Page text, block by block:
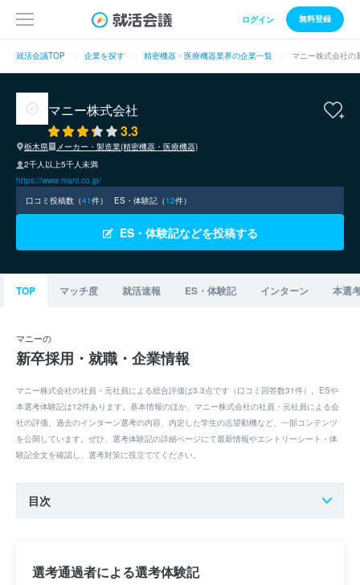
ログイン 無料登録
就活会議TOP 企業を探す 精密機器・医療機器業界の企業一覧 マニー株式会社の
マニー株式会社
3.3
栃木県
メーカー・製造業(精密機器・医療機器)
2千人以上5千人未満
https://www.mani.co.jp/
口コミ投稿数（41件） ES・体験記（12件）
ES・体験記などを投稿する
TOP マッチ度 就活速報 ES・体験記 インターン 本選
マニーの
新卒採用・就職・企業情報
マニー株式会社の社員・元社員による総合評価は3.3点です（口コミ回答数31件）。ESや
本選考体験記は12件あります。基本情報のほか、マニー株式会社の社員・元社員による会
社の評価、過去のインターン選考の内容、内定した学生の志望動機など、一部コンテンツ
を公開しています。ぜひ、選考体験記の詳細ページにて最新情報やエントリーシート・体
験記全文を確認し、選考対策に役立ててください。
目次
選考通過者による選考体験記